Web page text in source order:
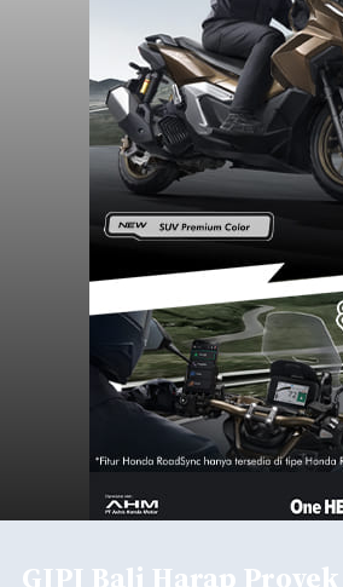
GIPI Bali Harap